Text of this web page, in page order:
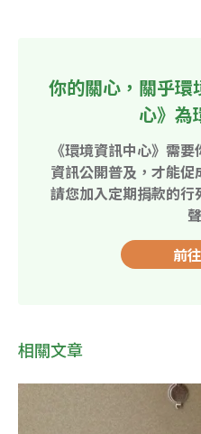
你的關心，關乎
心》為
《環境資訊中心》需
資訊公開普及，才能
請您加入定期捐款的
前
相關文章